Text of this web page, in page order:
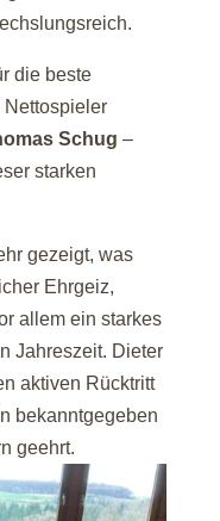
die beste
Nettospieler
Schug –
starken
gezeigt, was
Ehrgeiz,
allem ein starkes
Jahreszeit. Dieter
aktiven Rücktritt
bekanntgegeben
geehrt.